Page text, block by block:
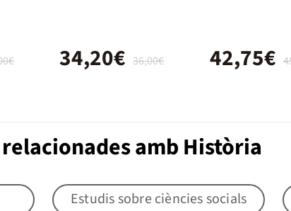
36,00€
34,20€ 42,75€
amb Història
Estudis sobre ciències socials